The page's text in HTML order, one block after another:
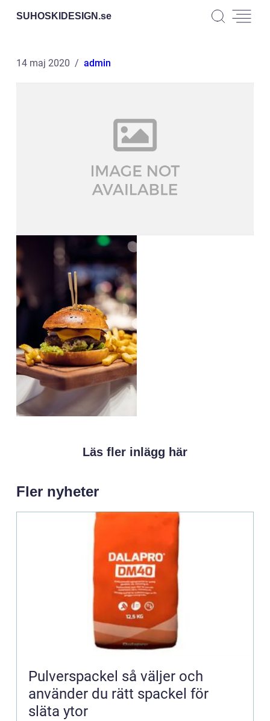
SUHOSKIDESIGN.se
14 maj 2020 admin
Läs fler inlägg här
Fler nyheter
Pulverspackel så väljer och
använder du rätt spackel för
släta ytor